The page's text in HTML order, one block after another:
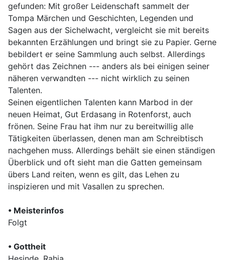
gefunden: Mit großer Leidenschaft sammelt der
Tompa Märchen und Geschichten, Legenden und
Sagen aus der Sichelwacht, vergleicht sie mit bereits
bekannten Erzählungen und bringt sie zu Papier. Gerne
bebildert er seine Sammlung auch selbst. Allerdings
gehört das Zeichnen --- anders als bei einigen seiner
näheren verwandten --- nicht wirklich zu seinen
Talenten.
Seinen eigentlichen Talenten kann Marbod in der
neuen Heimat, Gut Erdasang in Rotenforst, auch
frönen. Seine Frau hat ihm nur zu bereitwillig alle
Tätigkeiten überlassen, denen man am Schreibtisch
nachgehen muss. Allerdings behält sie einen ständigen
Überblick und oft sieht man die Gatten gemeinsam
übers Land reiten, wenn es gilt, das Lehen zu
inspizieren und mit Vasallen zu sprechen.
• Meisterinfos
Folgt
• Gottheit